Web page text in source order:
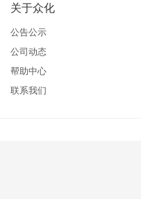
关于众化
公告公示
公司动态
帮助中心
联系我们